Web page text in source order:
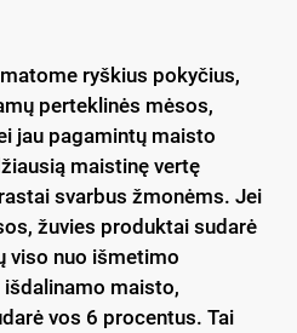
ryškius pokyčius,
perteklinės mėsos,
jau pagamintų maisto
maistinę vertę
svarbus žmonėms. Jei
žuvies produktai sudarė
viso nuo išmetimo
maisto,
vos 6 procentus. Tai